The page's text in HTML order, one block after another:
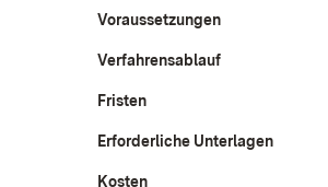
Voraussetzungen
Verfahrensablauf
Fristen
Erforderliche Unterlagen
Kosten